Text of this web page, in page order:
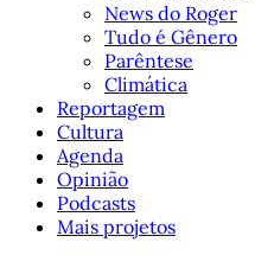
News do Roger
Tudo é Gênero
Parêntese
Climática
Reportagem
Cultura
Agenda
Opinião
Podcasts
Mais projetos